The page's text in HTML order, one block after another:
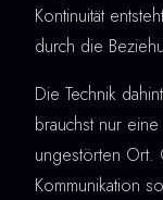
Kontinuität
durch die
Die Technik
brauchst nur
ungestörten Ort.
Kommunikation